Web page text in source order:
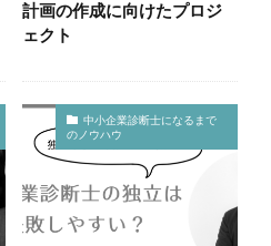
計画の作成に向けたプロジ
ェクト
中小企業診断士になるまで
のノウハウ